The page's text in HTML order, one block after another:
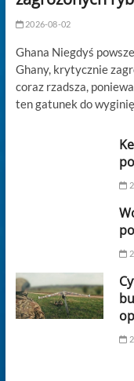
2026-08-02
Ghana Niegdyś
Ghany, krytycznie
coraz rzadsza,
ten gatunek do